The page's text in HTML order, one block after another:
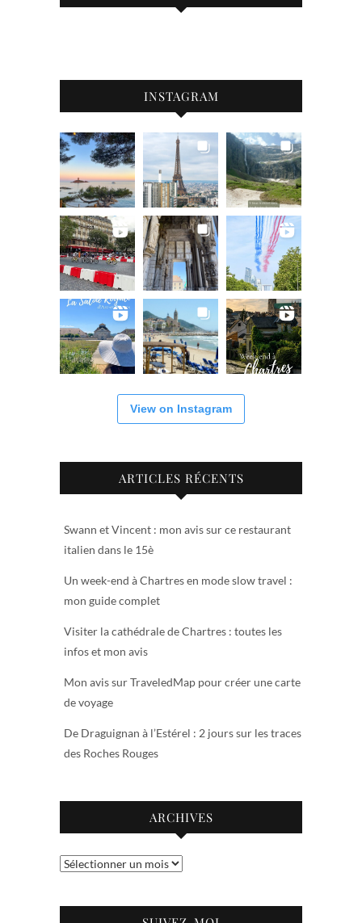
INSTAGRAM
View on Instagram
ARTICLES RÉCENTS
Swann et Vincent : mon avis sur ce restaurant
italien dans le 15è
Un week-end à Chartres en mode slow travel :
mon guide complet
Visiter la cathédrale de Chartres : toutes les
infos et mon avis
Mon avis sur TraveledMap pour créer une carte
de voyage
De Draguignan à l’Estérel : 2 jours sur les traces
des Roches Rouges
ARCHIVES
Archives